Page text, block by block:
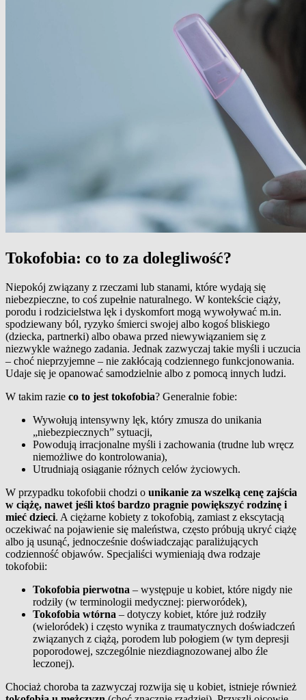
Tokofobia: co to za dolegliwość?
Niepokój związany z rzeczami lub stanami, które wydają się
niebezpieczne, to coś zupełnie naturalnego. W kontekście ciąży,
porodu i rodzicielstwa lęk i dyskomfort mogą wywoływać m.in.
spodziewany ból, ryzyko śmierci swojej albo kogoś bliskiego
(dziecka, partnerki) albo obawa przed niewywiązaniem się z
niezwykle ważnego zadania. Jednak zazwyczaj takie myśli i uczucia
– choć nieprzyjemne – nie zakłócają codziennego funkcjonowania.
Udaje się je opanować samodzielnie albo z pomocą innych ludzi.
W takim razie co to jest tokofobia? Generalnie fobie:
Wywołują intensywny lęk, który zmusza do unikania
„niebezpiecznych” sytuacji,
Powodują irracjonalne myśli i zachowania (trudne lub wręcz
niemożliwe do kontrolowania),
Utrudniają osiąganie różnych celów życiowych.
W przypadku tokofobii chodzi o unikanie za wszelką cenę zajścia
w ciążę, nawet jeśli ktoś bardzo pragnie powiększyć rodzinę i
mieć dzieci. A ciężarne kobiety z tokofobią, zamiast z ekscytacją
oczekiwać na pojawienie się maleństwa, często próbują ukryć ciążę
albo ją usunąć, jednocześnie doświadczając paraliżujących
codzienność objawów. Specjaliści wymieniają dwa rodzaje
tokofobii:
Tokofobia pierwotna – występuje u kobiet, które nigdy nie
rodziły (w terminologii medycznej: pierworódek),
Tokofobia wtórna – dotyczy kobiet, które już rodziły
(wieloródek) i często wynika z traumatycznych doświadczeń
związanych z ciążą, porodem lub połogiem (w tym depresji
poporodowej, szczególnie niezdiagnozowanej albo źle
leczonej).
Chociaż choroba ta zazwyczaj rozwija się u kobiet, istnieje również